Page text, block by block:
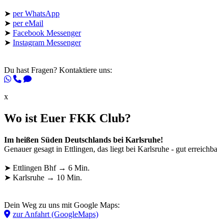
➤ per WhatsApp
➤ per eMail
➤ Facebook Messenger
➤ Instagram Messenger
Du hast Fragen? Kontaktiere uns:
x
Wo ist Euer FKK Club?
Im heißen Süden Deutschlands bei Karlsruhe!
Genauer gesagt in Ettlingen, das liegt bei Karlsruhe - gut
➤ Ettlingen Bhf → 6 Min.
➤ Karlsruhe → 10 Min.
Dein Weg zu uns mit Google Maps:
zur Anfahrt (GoogleMaps)